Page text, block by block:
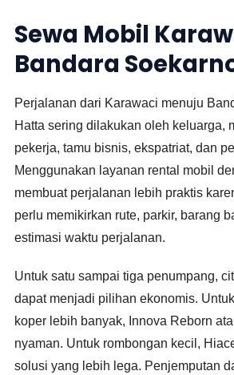
Sewa Mobil
Bandara
Perjalanan dari Karawaci menuju
Hatta sering dilakukan oleh keluarga,
pekerja, tamu bisnis, ekspatriat, dan
Menggunakan layanan rental mobil
membuat perjalanan lebih praktis
perlu memikirkan rute, parkir, barang
estimasi waktu perjalanan.
Untuk satu sampai tiga penumpang,
dapat menjadi pilihan ekonomis.
koper lebih banyak, Innova Reborn
nyaman. Untuk rombongan kecil,
solusi yang lebih lega. Penjemputan